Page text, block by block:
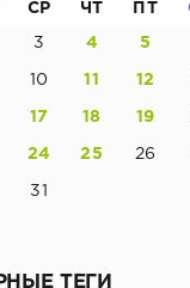
СР ЧТ ПТ
3 4 5
10 11 12
17 18 19
24 25 26
31
ТЕГИ